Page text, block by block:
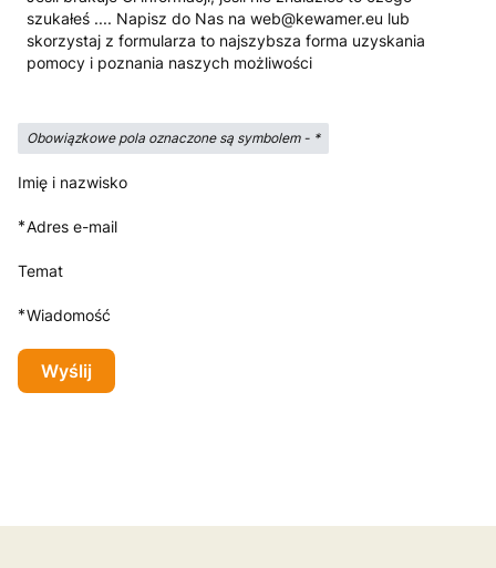
szukałeś .... Napisz do Nas na web@kewamer.eu lub
skorzystaj z formularza to najszybsza forma uzyskania
pomocy i poznania naszych możliwości
Obowiązkowe pola oznaczone są symbolem - *
Imię i nazwisko
*Adres e-mail
Temat
*Wiadomość
Wyślij